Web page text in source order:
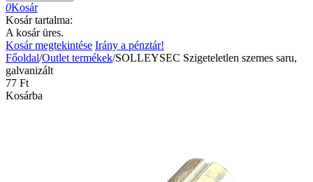
0Kosár
Kosár tartalma:
A kosár üres.
Kosár megtekintése Irány a pénztár!
Főoldal/Outlet termékek/SOLLEYSEC Szigeteletlen szemes saru,
galvanizált
‍77‍ Ft
Kosárba